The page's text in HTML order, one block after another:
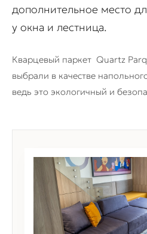
дополнительное место
у окна и лестница.
Кварцевый паркет Quartz
выбрали в качестве
ведь это экологичный и